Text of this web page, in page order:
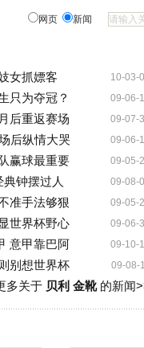
网页 新闻
10-03-
女抓嫖客
09-06-
只为夺冠？
09-07-
后重返赛场
09-06-
后纵情大哭
09-05-
赢球最重要
09-08-
钟摆过人
09-05-
准手法够狠
09-06-
世界杯野心
09-10-
意甲靠巴阿
09-08-
别想世界杯
多关于 贝利 金靴的新闻